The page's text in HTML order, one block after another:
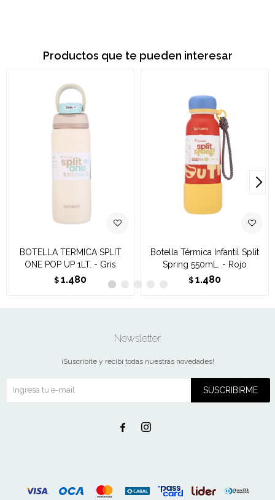
Productos que te pueden interesar
BOTELLA TERMICA SPLIT
ONE POP UP 1LT. - Gris
$ 1.480
Botella Térmica Infantil Split
Spring 550mL. - Rojo
$ 1.480
Newsletter
¡Suscribite y recibí todas nuestras novedades!
SUSCRIBIRME
 